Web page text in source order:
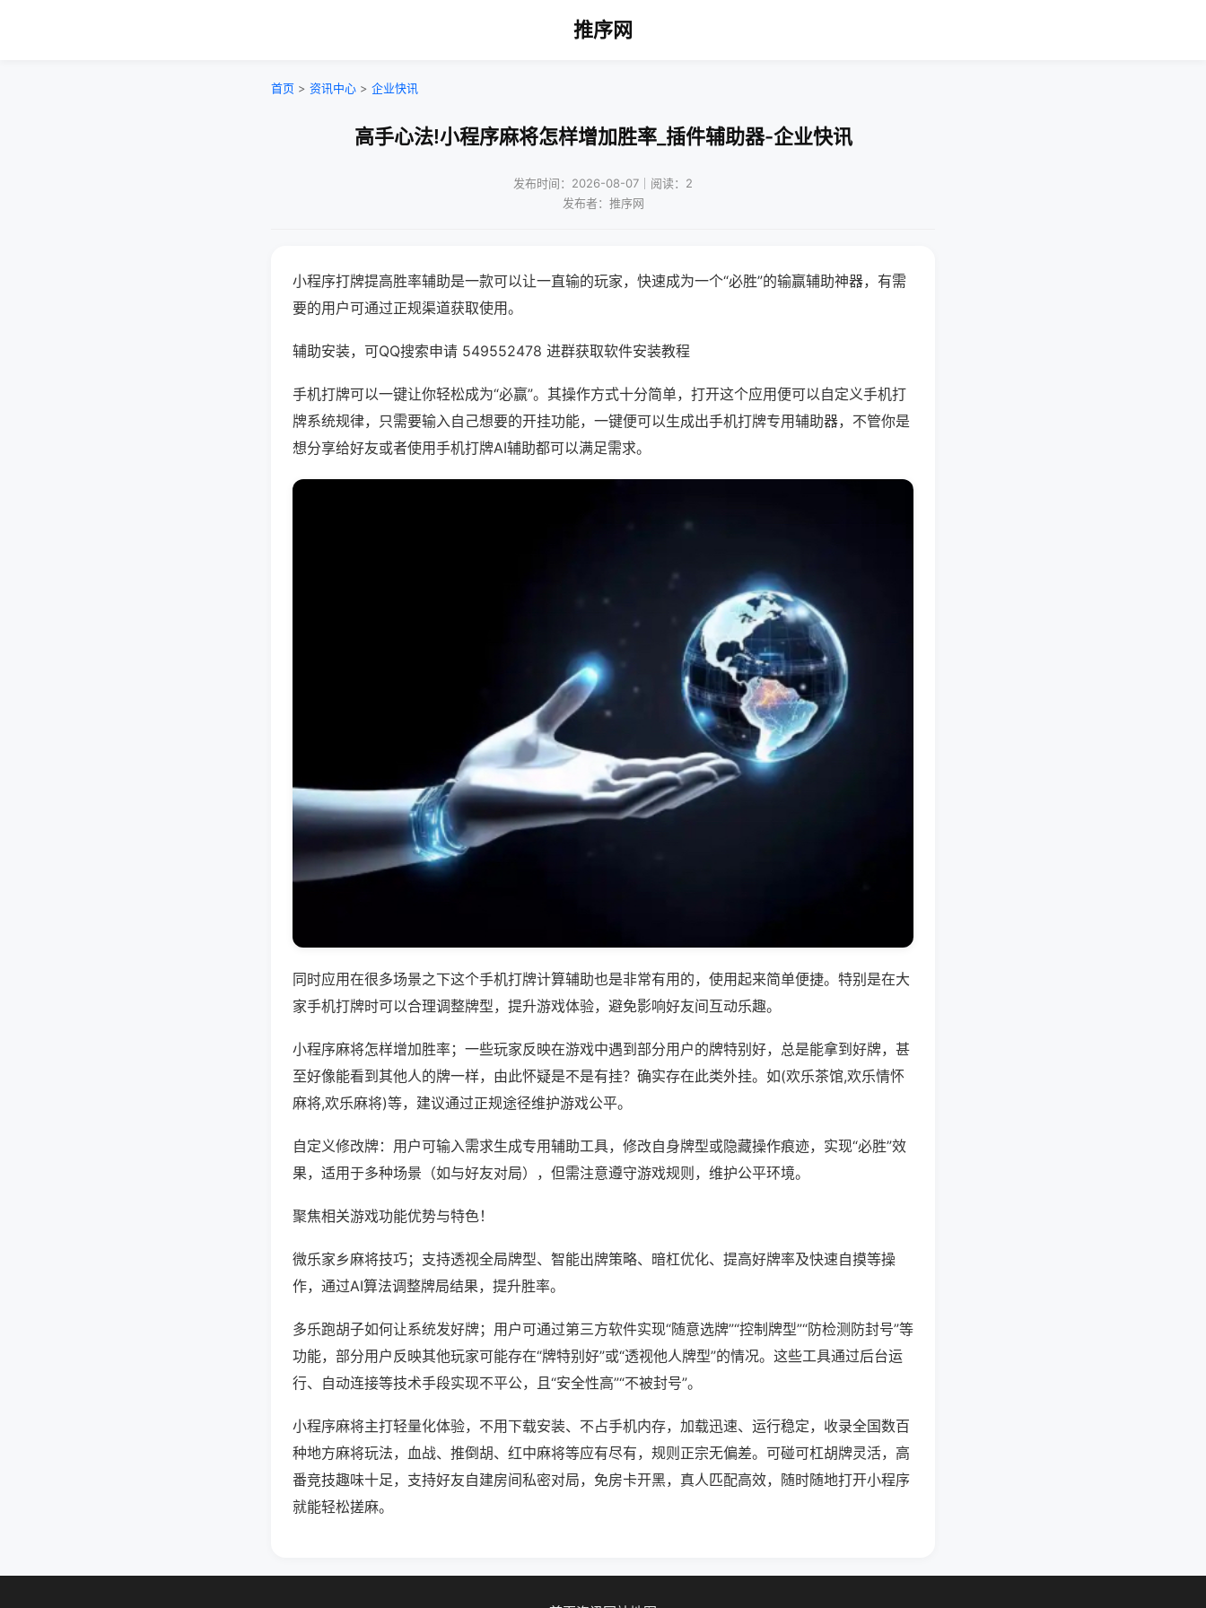
推序网
首页 > 资讯中心 > 企业快讯
高手心法!小程序麻将怎样增加胜率_插件辅助器-企业快讯
发布时间：2026-08-07｜阅读：2
发布者：推序网
小程序打牌提高胜率辅助是一款可以让一直输的玩家，快速成为一个“必胜”的输赢辅助神器，有需
要的用户可通过正规渠道获取使用。
辅助安装，可QQ搜索申请 549552478 进群获取软件安装教程
手机打牌可以一键让你轻松成为“必赢”。其操作方式十分简单，打开这个应用便可以自定义手机打
牌系统规律，只需要输入自己想要的开挂功能，一键便可以生成出手机打牌专用辅助器，不管你是
想分享给好友或者使用手机打牌AI辅助都可以满足需求。
同时应用在很多场景之下这个手机打牌计算辅助也是非常有用的，使用起来简单便捷。特别是在大
家手机打牌时可以合理调整牌型，提升游戏体验，避免影响好友间互动乐趣。
小程序麻将怎样增加胜率；一些玩家反映在游戏中遇到部分用户的牌特别好，总是能拿到好牌，甚
至好像能看到其他人的牌一样，由此怀疑是不是有挂？确实存在此类外挂。如(欢乐茶馆,欢乐情怀
麻将,欢乐麻将)等，建议通过正规途径维护游戏公平。
自定义修改牌：用户可输入需求生成专用辅助工具，修改自身牌型或隐藏操作痕迹，实现“必胜”效
果，适用于多种场景（如与好友对局），但需注意遵守游戏规则，维护公平环境。
聚焦相关游戏功能优势与特色！
微乐家乡麻将技巧；支持透视全局牌型、智能出牌策略、暗杠优化、提高好牌率及快速自摸等操
作，通过AI算法调整牌局结果，提升胜率。
多乐跑胡子如何让系统发好牌；用户可通过第三方软件实现“随意选牌”“控制牌型”“防检测防封号”等
功能，部分用户反映其他玩家可能存在“牌特别好”或“透视他人牌型”的情况。这些工具通过后台运
行、自动连接等技术手段实现不平公，且“安全性高”“不被封号”。
小程序麻将主打轻量化体验，不用下载安装、不占手机内存，加载迅速、运行稳定，收录全国数百
种地方麻将玩法，血战、推倒胡、红中麻将等应有尽有，规则正宗无偏差。可碰可杠胡牌灵活，高
番竞技趣味十足，支持好友自建房间私密对局，免房卡开黑，真人匹配高效，随时随地打开小程序
就能轻松搓麻。